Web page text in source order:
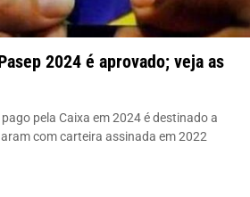
2024 é aprovado; veja as
pela Caixa em 2024 é destinado a
com carteira assinada em 2022